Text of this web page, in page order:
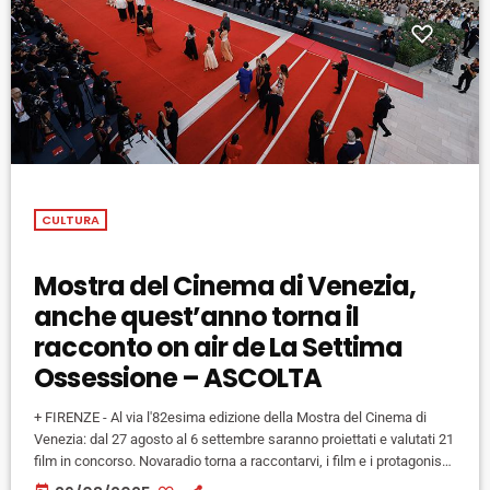
CULTURA
Mostra del Cinema di Venezia,
anche quest’anno torna il
racconto on air de La Settima
Ossessione – ASCOLTA
+ FIRENZE - Al via l'82esima edizione della Mostra del Cinema di
Venezia: dal 27 agosto al 6 settembre saranno proiettati e valutati 21
film in concorso. Novaradio torna a raccontarvi, i film e i protagonisti
di questa edizione della mostra ogni giorno alle 16.45 con un